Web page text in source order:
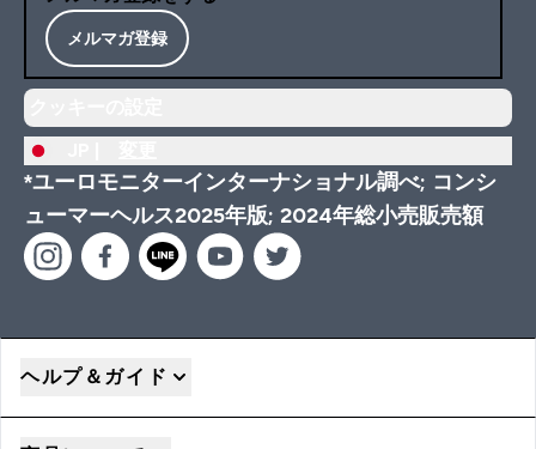
メルマガ登録
*ユーロモニターインターナショナル調べ; コンシ
ューマーヘルス2025年版; 2024年総小売販売額
ヘルプ＆ガイド